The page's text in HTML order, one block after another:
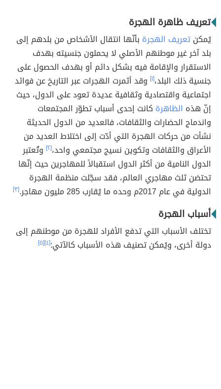
تعريف ظاهرة الهجرة
يُمكنتعريف الهجرة بأنّها انتقال الأشخاص من بلدهم إلى
بلد آخر غير موطنهم الأصلي لا يحملون جنسيته بهدف
الاستقرار والإقامة فيه بشكل دائم أو بهدف الحصول على
جنسية ذلك البلد،[١] وقد أثمرت الهجرات عبر التاريخ عن فوائد
اجتماعية واقتصادية وثقافية عديدة تعود على الدول، حيث
إنّ هذه الظاهرة كانت إحدى أسباب تطوّر المجتمعات
واندماج الحضارات والثقافات، فالعديد من الدول الحديثة
نشأت من حركات الهجرة التي أدّت إلى اختلاط العديد من
الأعراق والثقافات وتكوين نسيج مجتمعي واحد،[٢]
وتُعتبر
الدول النامية من أكثر الدول استقبالاً للمهاجرين حيث إنّها
تحتضن ثلث مهاجري العالم، فقد سجّلت منظمة الهجرة
الدولية في عام 2017م وحده ما يُقارب 285 مليون مهاجر.
[٣]
أسباب الهجرة
تختلف الأسباب التي تدفع الأفراد للهجرة من موطنهم إلى
دولة أخرى، ويُمكن تصنيف هذه الأسباب كالآتي:[٤] [٥]